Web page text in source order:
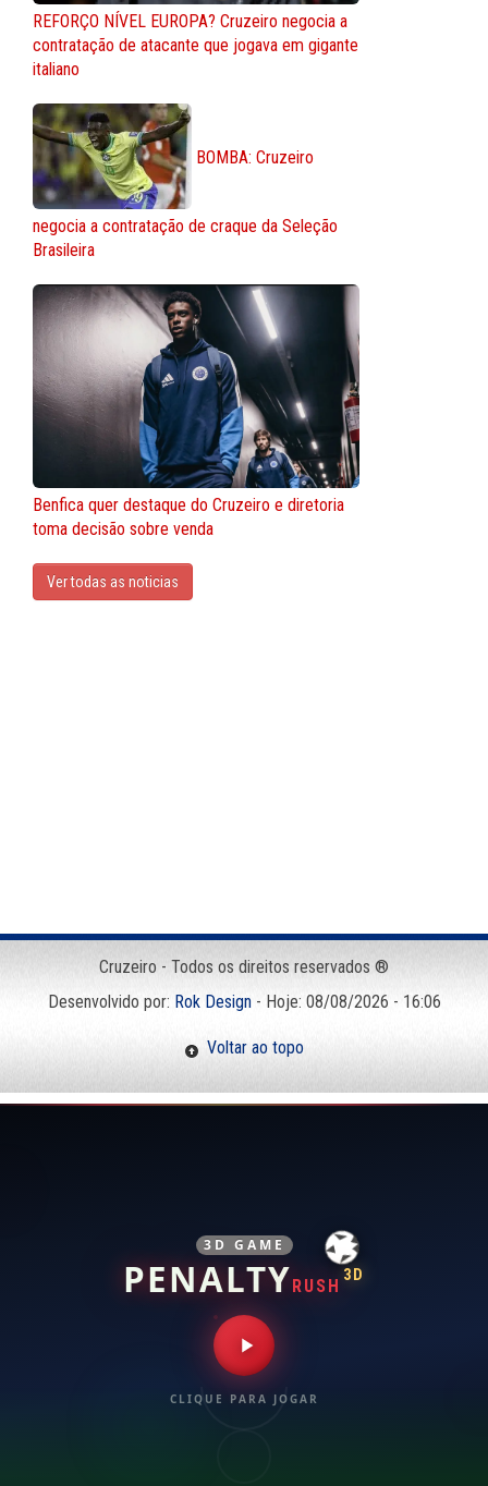
REFORÇO NÍVEL EUROPA? Cruzeiro negocia a
contratação de atacante que jogava em gigante
italiano
BOMBA: Cruzeiro
negocia a contratação de craque da Seleção
Brasileira
Benfica quer destaque do Cruzeiro e diretoria
toma decisão sobre venda
Ver todas as noticias
Cruzeiro - Todos os direitos reservados ®
Desenvolvido por: Rok Design- Hoje: 08/08/2026 - 16:06
Voltar ao topo
3D GAME
PENALTY RUSH
3D
CLIQUE PARA JOGAR